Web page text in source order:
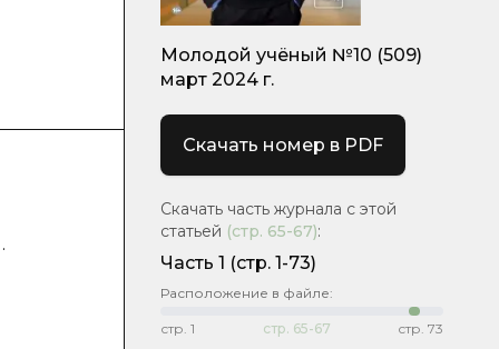
Молодой учёный №10 (509)
март 2024 г.
Скачать номер в PDF
Скачать часть журнала с этой
статьей (стр. 65-67):
Часть 1 (стр. 1-73)
Расположение в файле:
стр. 1 стр. 65-67 стр. 73